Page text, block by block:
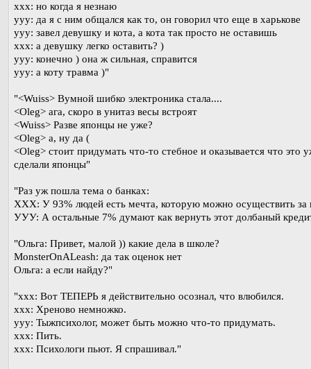
ххх: но когда я незнаю
ууу: да я с ним общался как то, он говорил что еще в харькове
ууу: завел девушку и кота, а кота так просто не оставишь
ххх: а девушку легко оставить? )
ууу: конечно ) она ж сильная, справится
ууу: а коту травма )"
"<Wuiss> Вумной шибко электроника стала....
<Oleg> ага, скоро в унитаз весы встроят
<Wuiss> Разве японцы не уже?
<Oleg> а, ну да (
<Oleg> стоит придумать что-то стебное и оказывается что это
сделали японцы"
"Раз уж пошла тема о банках:
ХХХ: У 93% людей есть мечта, которую можно осуществить за
УУУ: А остальные 7% думают как вернуть этот долбаный
"Ольга: Привет, малой )) какие дела в школе?
MonsterOnALeash: да так оценок нет
Ольга: а если найду?"
"xxx: Вот ТЕПЕРЬ я действительно осознал, что влюбился.
xxx: Хреново немножко.
yyy: Тыжпсихолог, может быть можно что-то придумать.
xxx: Пить.
xxx: Психологи пьют. Я спрашивал."